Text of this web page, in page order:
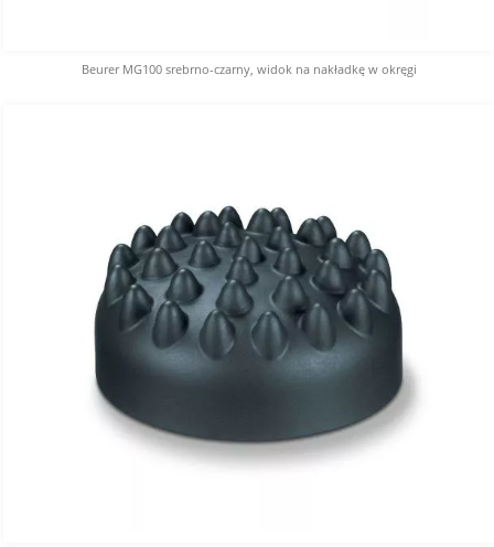
Beurer MG100 srebrno-czarny, widok na nakładkę w okręgi